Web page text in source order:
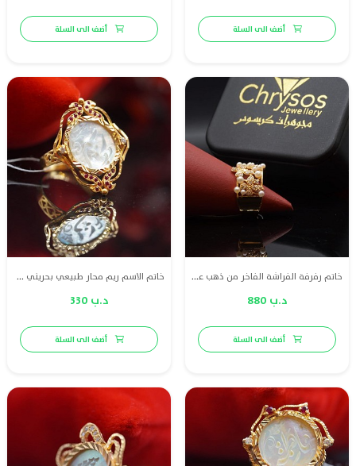
أضف الى السلة أضف الى السلة
خاتم رفرفة الفراشة الفاخر من ذهب عيار 21، مرصع بلؤلؤ طبيعي بحريني ولمسة من الماس عالي الجودة (VS) ليمنحك إطلالة راقية لا مثيل لها.
د.ب 880
أضف الى السلة
خاتم الاسم ريم محار طبيعي بحريني مع ذهب عيار 21 والماس وياقوت
د.ب 330
أضف الى السلة